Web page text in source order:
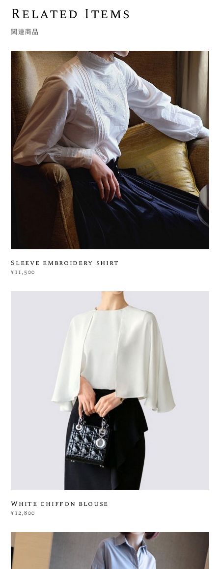
Related Items
関連商品
Sleeve embroidery shirt
¥11,500
White chiffon blouse
¥12,800